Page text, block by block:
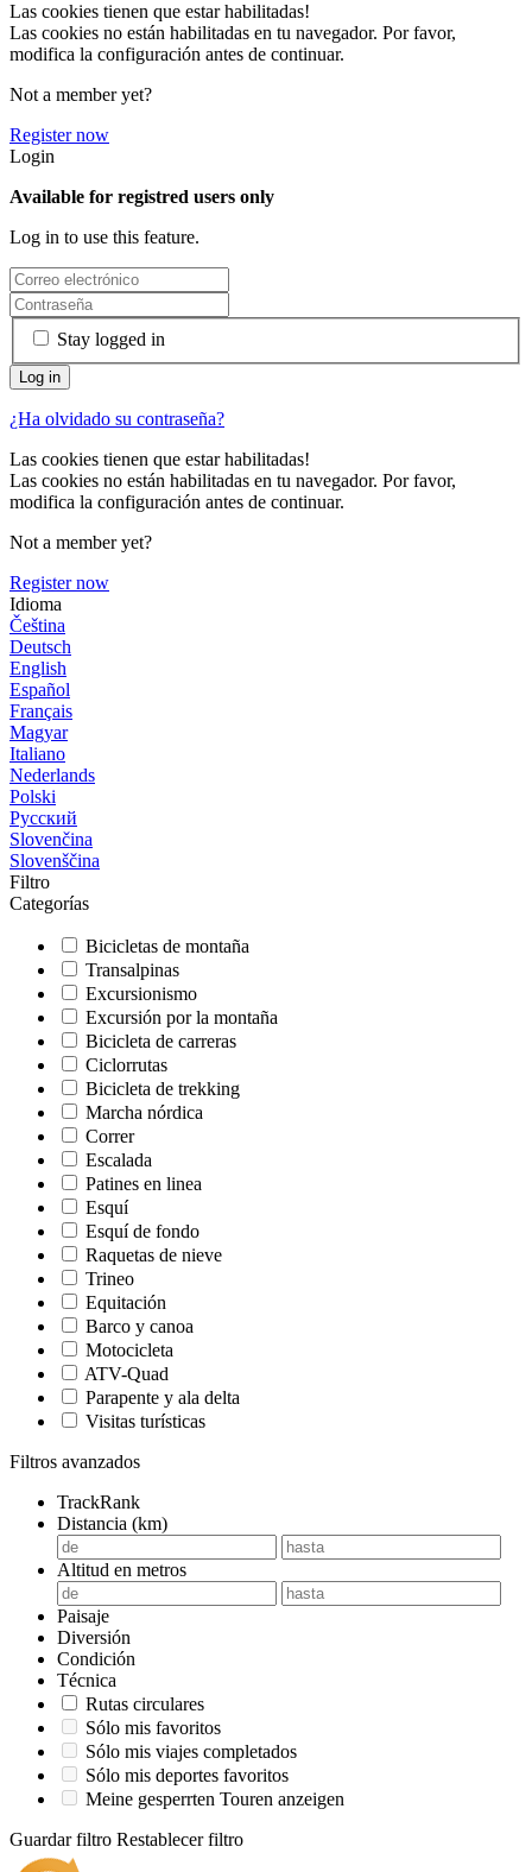
Las cookies tienen que estar habilitadas!
Las cookies no están habilitadas en tu navegador. Por favor,
modifica la configuración antes de continuar.
Not a member yet?
Register now
Login
Available for registred users only
Log in to use this feature.
Stay logged in
¿Ha olvidado su contraseña?
Las cookies tienen que estar habilitadas!
Las cookies no están habilitadas en tu navegador. Por favor,
modifica la configuración antes de continuar.
Not a member yet?
Register now
Idioma
Čeština
Deutsch
English
Español
Français
Magyar
Italiano
Nederlands
Polski
Русский
Slovenčina
Slovenščina
Filtro
Categorías
Bicicletas de montaña
Transalpinas
Excursionismo
Excursión por la montaña
Bicicleta de carreras
Ciclorrutas
Bicicleta de trekking
Marcha nórdica
Correr
Escalada
Patines en linea
Esquí
Esquí de fondo
Raquetas de nieve
Trineo
Equitación
Barco y canoa
Motocicleta
ATV-Quad
Parapente y ala delta
Visitas turísticas
Filtros avanzados
TrackRank
Distancia (km)
Altitud en metros
Paisaje
Diversión
Condición
Técnica
Rutas circulares
Sólo mis favoritos
Sólo mis viajes completados
Sólo mis deportes favoritos
Meine gesperrten Touren anzeigen
Guardar filtro Restablecer filtro